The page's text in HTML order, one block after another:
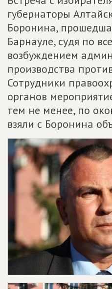
губернаторы
Боронина,
Барнауле, судя по
возбуждением
производства
Сотрудники
органов
тем не менее, по
взяли с Боронина